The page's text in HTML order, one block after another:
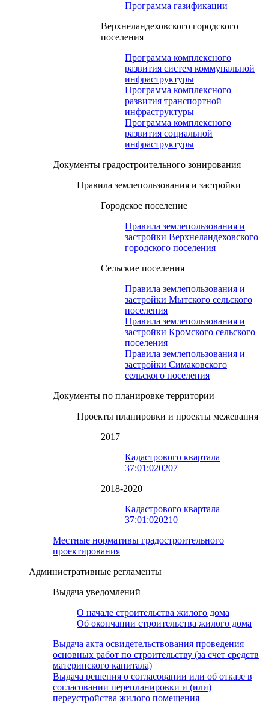
Программа газификации
Верхнеландеховского городского
поселения
Программа комплексного
развития систем коммунальной
инфраструктуры
Программа комплексного
развития транспортной
инфраструктуры
Программа комплексного
развития социальной
инфраструктуры
Документы градостроительного зонирования
Правила землепользования и застройки
Городское поселение
Правила землепользования и
застройки Верхнеландеховского
городского поселения
Сельские поселения
Правила землепользования и
застройки Мытского сельского
поселения
Правила землепользования и
застройки Кромского сельского
поселения
Правила землепользования и
застройки Симаковского
сельского поселения
Документы по планировке территории
Проекты планировки и проекты межевания
2017
Кадастрового квартала
37:01:020207
2018-2020
Кадастрового квартала
37:01:020210
Местные нормативы градостроительного
проектирования
Административные регламенты
Выдача уведомлений
О начале строительства жилого дома
Об окончании строительства жилого дома
Выдача акта освидетельствования проведения
основных работ по строительству (за счет средств
материнского капитала)
Выдача решения о согласовании или об отказе в
согласовании перепланировки и (или)
переустройства жилого помещения